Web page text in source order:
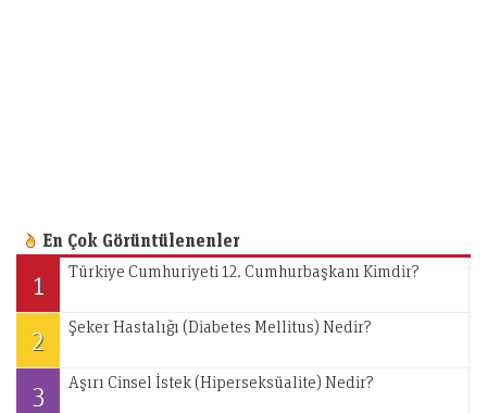
En Çok Görüntülenenler
1 Türkiye Cumhuriyeti 12. Cumhurbaşkanı Kimdir?
2 Şeker Hastalığı (Diabetes Mellitus) Nedir?
3 Aşırı Cinsel İstek (Hiperseksüalite) Nedir?